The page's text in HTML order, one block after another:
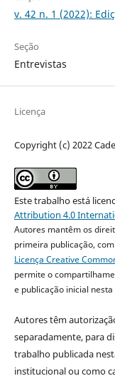
v. 42 n. 1 (2022):
Seção
Entrevistas
Licença
Copyright (c) 2022
Este trabalho está
Attribution 4.0
Autores mantêm os
primeira publicação,
Licença Creative
permite o
e publicação inicial
Autores têm
separadamente, para
trabalho publicada
institucional ou como